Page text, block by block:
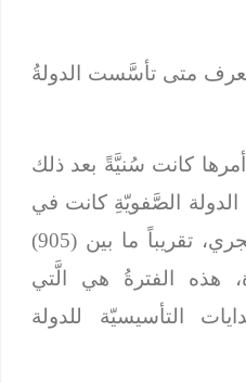
يعرف متى تأسَّست الدولةُ
كانت سُنيَّةً بعد ذلك
الصَّفويّةِ كانت في
بداياتِ القرنِ العاشر الهجري، تقريباً ما بين (905)
للهجرة، هذه الفترةُ هي الَّتي
التأسيسيّة للدولة